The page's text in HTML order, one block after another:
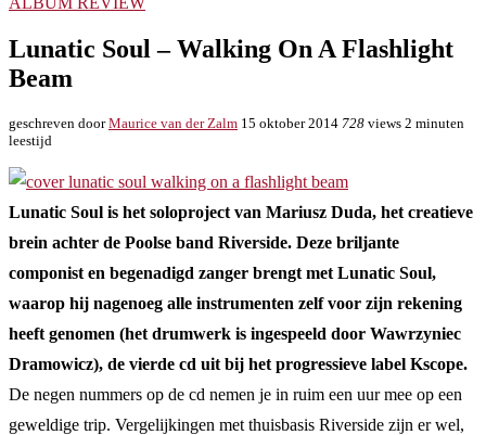
Lunatic Soul – Walking On A Flashlight
Beam
geschreven doorMaurice van der Zalm 15 oktober 2014 728 views 2 minuten
leestijd
Lunatic Soul is het soloproject van Mariusz Duda, het creatieve
brein achter de Poolse band Riverside. Deze briljante
componist en begenadigd zanger brengt met Lunatic Soul,
waarop hij nagenoeg alle instrumenten zelf voor zijn rekening
heeft genomen (het drumwerk is ingespeeld door Wawrzyniec
Dramowicz), de vierde cd uit bij het progressieve label Kscope.
De negen nummers op de cd nemen je in ruim een uur mee op een
geweldige trip. Vergelijkingen met thuisbasis Riverside zijn er wel,